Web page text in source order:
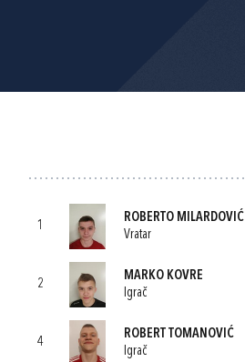
1
ROBERTO MILARDOVIĆ
Vratar
2
MARKO KOVRE
Igrač
4
ROBERT TOMANOVIĆ
Igrač